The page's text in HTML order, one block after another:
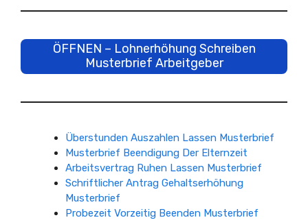
ÖFFNEN – Lohnerhöhung Schreiben
Musterbrief Arbeitgeber
Überstunden Auszahlen Lassen Musterbrief
Musterbrief Beendigung Der Elternzeit
Arbeitsvertrag Ruhen Lassen Musterbrief
Schriftlicher Antrag Gehaltserhöhung
Musterbrief
Probezeit Vorzeitig Beenden Musterbrief